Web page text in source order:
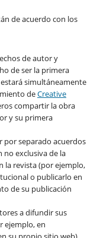
de acuerdo con los
de autor y
de ser la primera
simultáneamente
deCreative
compartir la obra
y su primera
por separado acuerdos
no exclusiva de la
la revista (por ejemplo,
o publicarlo en
de su publicación
a difundir sus
ejemplo, en